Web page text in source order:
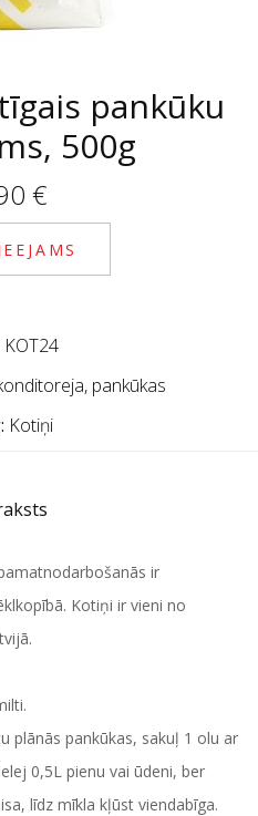
pankūku
500g
€
KOT24
pankūkas
Kotiņi
ir
Kotiņi ir vieni no
plānās pankūkas, sakuļ 1 olu ar
0,5L pienu vai ūdeni, ber
līdz mīkla kļūst viendabīga.